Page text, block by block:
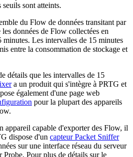
sont atteints.
du Flow de données transitant par
données de Flow collectées en
minutes. Les intervalles de 15 minutes
entre la consommation de stockage et
détails que les intervalles de 15
a un produit qui s'intègre à PRTG et
également d'une page web
pour la plupart des appareils
appareil capable d'exporter des Flow, il
dispose d'un capteur Packet Sniffer
sur une interface réseau du serveur
Pour plus de détails sur le